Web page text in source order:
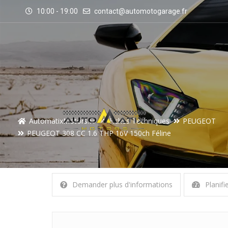
10:00 - 19:00 contact@automotogarage.fr
AutomatixMotors.fr Fiches Techniques
PEUGEOT
PEUGEOT 308 CC 1.6 THP 16V 150ch Féline
Demander plus d'informations